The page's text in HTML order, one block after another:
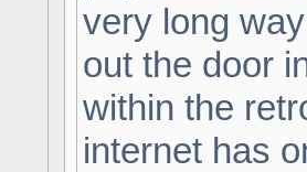
very long
out the door
within the
internet has